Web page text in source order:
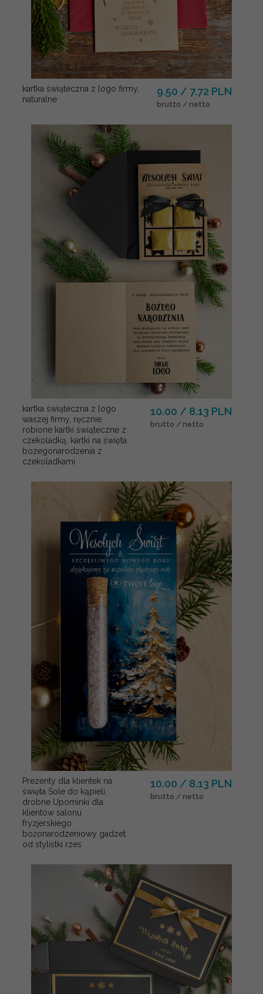
kartka świąteczna z logo firmy,
naturalne
9.50 / 7.72 PLN
brutto / netto
kartka świąteczna z logo
waszej firmy, ręcznie
robione kartki świąteczne z
czekoladką, kartki na święta
bozegonarodzenia z
czekoladkami
10.00 / 8.13 PLN
brutto / netto
Prezenty dla klientek na
święta Sole do kąpieli,
drobne Upominki dla
klientów salonu
fryzjerskiego
bożonarodzeniowy gadzet
od stylistki rzes
10.00 / 8.13 PLN
brutto / netto